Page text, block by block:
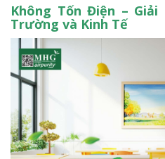
Không Tốn Điện – Giải
Trường và Kinh Tế